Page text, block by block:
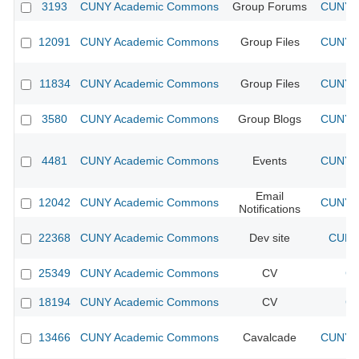
3193 CUNY Academic Commons Group Forums CUNY
12091 CUNY Academic Commons Group Files CUNY
11834 CUNY Academic Commons Group Files CUNY
3580 CUNY Academic Commons Group Blogs CUNY
4481 CUNY Academic Commons Events CUNY
12042 CUNY Academic Commons
Email
Notifications
CUNY
22368 CUNY Academic Commons Dev site
25349 CUNY Academic Commons CV
18194 CUNY Academic Commons CV
13466 CUNY Academic Commons Cavalcade CUNY